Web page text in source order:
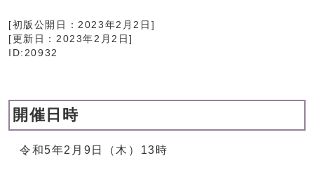
[初版公開日：2023年2月2日 ]
[更新日： 2023年2月2日]
ID:20932
開催日時
令和5年2月9日（木）13時